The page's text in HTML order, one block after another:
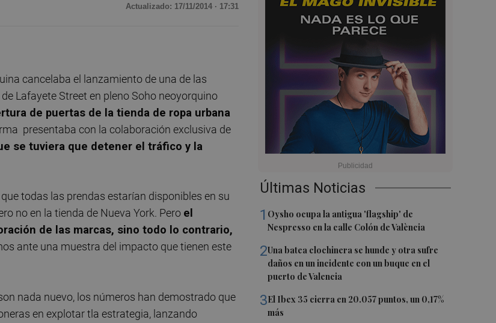
Últimas Noticias
1 Oysho ocupa la antigua 'flagship' de
Nespresso en la calle Colón de València
2Una batea clochinera se hunde y otra sufre
daños en un incidente con un buque en el
puerto de Valencia
3El Ibex 35 cierra en 20.057 puntos, un 0,17%
más
Actualizado: 17/11/2014 · 17:31
cancelaba el lanzamiento de una de las
Lafayete Street en pleno Soho neoyorquino
de puertas de la tienda de ropa urbana
presentaba con la colaboración exclusiva de
se tuviera que detener el tráfico y la
todas las prendas estarían disponibles en su
no en la tienda de Nueva York. Pero el
ón de las marcas, sino todo lo contrario,
ante una muestra del impacto que tienen este
nada nuevo, los números han demostrado que
en explotar tla estrategia, lanzando